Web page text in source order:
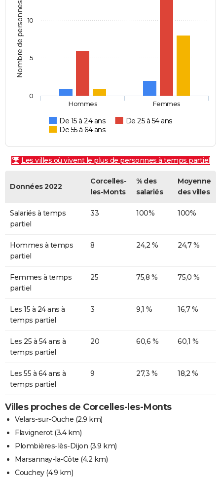
Nombre de personnes
De 15 à 24 ans
De 25 à 54 ans
De 55 à 64 ans
Hommes Femmes
0
5
10
Les villes où vivent le plus de personnes à temps partiel
Données 2022
Corcelles-
les-Monts
% des
salariés
Moyenne
des villes
Salariés à temps
partiel
33 100% 100%
Hommes à temps
partiel
8 24,2 % 24,7 %
Femmes à temps
partiel
25 75,8 % 75,0 %
Les 15 à 24 ans à
temps partiel
3 9,1 % 16,7 %
Les 25 à 54 ans à
temps partiel
20 60,6 % 60,1 %
Les 55 à 64 ans à
temps partiel
9 27,3 % 18,2 %
Villes proches de Corcelles-les-Monts
Velars-sur-Ouche (2.9 km)
Flavignerot(3.4 km)
Plombières-lès-Dijon (3.9 km)
Marsannay-la-Côte (4.2 km)
Couchey(4.9 km)